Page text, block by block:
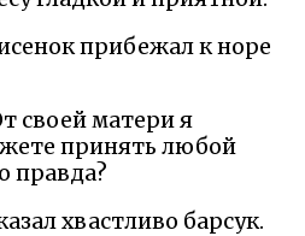
прибежал к норе
своей матери я
принять любой
правда?
хвастливо барсук.